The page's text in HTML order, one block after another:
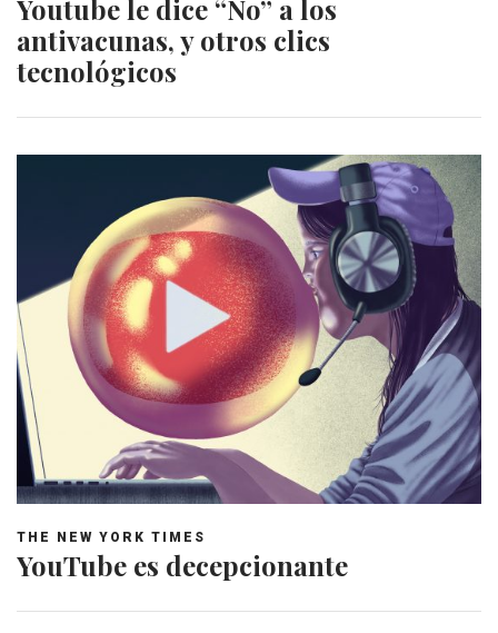
Youtube le dice “No” a los
antivacunas, y otros clics
tecnológicos
THE NEW YORK TIMES
YouTube es decepcionante